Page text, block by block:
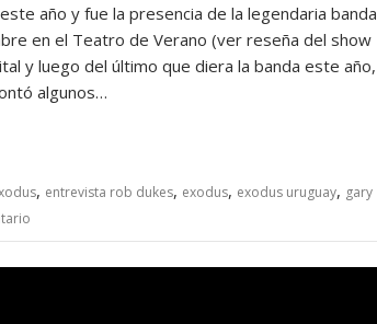
año y fue la presencia de la legendaria banda
en el Teatro de Verano (ver reseña del show
y luego del último que diera la banda este año,
algunos…
, entrevista rob dukes, exodus, exodus uruguay, gary